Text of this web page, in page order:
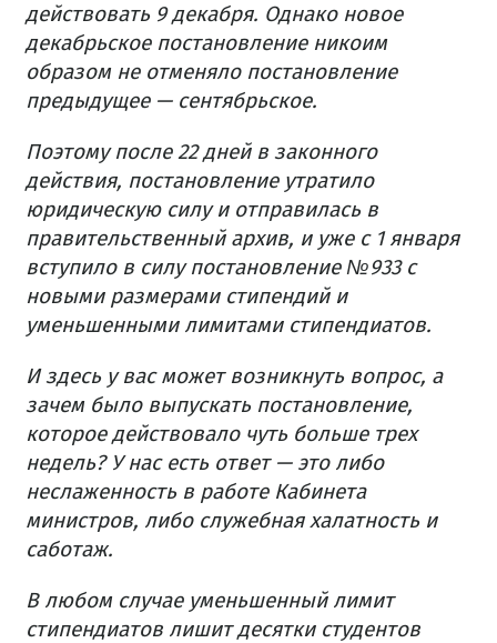
действовать 9 декабря. Однако новое
декабрьское постановление никоим
образом не отменяло постановление
предыдущее — сентябрьское.
Поэтому после 22 дней в законного
действия, постановление утратило
юридическую силу и отправилась в
правительственный архив, и уже с 1 января
вступило в силу постановление №933 с
новыми размерами стипендий и
уменьшенными лимитами стипендиатов.
И здесь у вас может возникнуть вопрос, а
зачем было выпускать постановление,
которое действовало чуть больше трех
недель? У нас есть ответ — это либо
неслаженность в работе Кабинета
министров, либо служебная халатность и
саботаж.
В любом случае уменьшенный лимит
стипендиатов лишит десятки студентов